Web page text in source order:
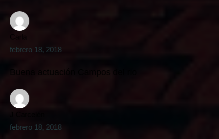
Carla
febrero 18, 2018
Buena actuación Campos del rio
febrero 18, 2018